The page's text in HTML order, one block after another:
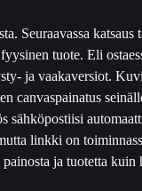
ä
r
ä
Seuraavassa katsaus
tuote. Eli
ja vaakaversiot.
canvaspainatus
sähköpostiisi
linkki on
ja tuotetta